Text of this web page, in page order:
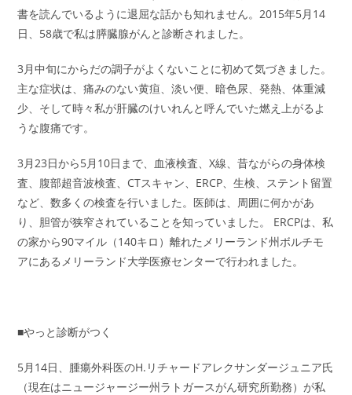
書を読んでいるように退屈な話かも知れません。2015年5月14
日、58歳で私は膵臓腺がんと診断されました。
3月中旬にからだの調子がよくないことに初めて気づきました。
主な症状は、痛みのない黄疸、淡い便、暗色尿、発熱、体重減
少、そして時々私が肝臓のけいれんと呼んでいた燃え上がるよ
うな腹痛です。
3月23日から5月10日まで、血液検査、X線、昔ながらの身体検
査、腹部超音波検査、CTスキャン、ERCP、生検、ステント留置
など、数多くの検査を行いました。医師は、周囲に何かがあ
り、胆管が狭窄されていることを知っていました。 ERCPは、私
の家から90マイル（140キロ）離れたメリーランド州ボルチモ
アにあるメリーランド大学医療センターで行われました。
■やっと診断がつく
5月14日、腫瘍外科医のH.リチャードアレクサンダージュニア氏
（現在はニュージャージー州ラトガースがん研究所勤務）が私